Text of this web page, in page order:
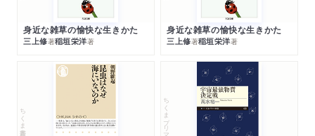
身近な雑草の愉快な生きかた
三上修著稲垣栄洋著
身近な雑草の愉快な生きかた
三上修著稲垣栄洋著
ちくま新書 ちくまプリマー新書